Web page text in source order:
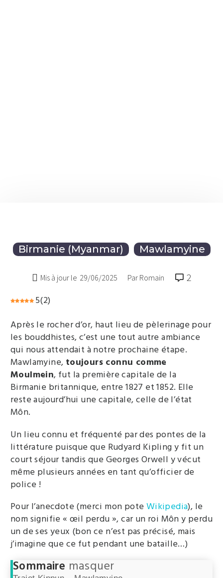
Birmanie (Myanmar) Mawlamyine
 Mis à jour le 29/06/2025 Par Romain
2
5(2)
Après le rocher d’or, haut lieu de pèlerinage pour
les bouddhistes, c’est une tout autre ambiance
qui nous attendait à notre prochaine étape.
Mawlamyine, toujours connu comme
Moulmein, fut la première capitale de la
Birmanie britannique, entre 1827 et 1852. Elle
reste aujourd’hui une capitale, celle de l’état
Môn.
Un lieu connu et fréquenté par des pontes de la
littérature puisque que Rudyard Kipling y fit un
court séjour tandis que Georges Orwell y vécut
même plusieurs années en tant qu’officier de
police !
Pour l’anecdote (merci mon pote Wikipedia), le
nom signifie « œil perdu », car un roi Môn y perdu
un de ses yeux (bon ce n’est pas précisé, mais
j’imagine que ce fut pendant une bataille…)
Sommaire masquer